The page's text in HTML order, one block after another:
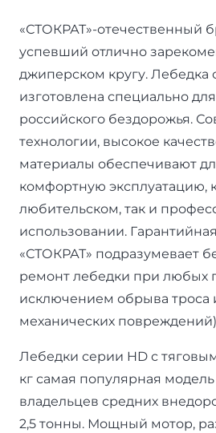
«СТОКРАТ»-отечественный
успевший отлично
джиперском кругу. Лебедка
изготовлена специально
российского бездорожья.
технологии, высокое
материалы обеспечивают
комфортную эксплуатацию,
любительском, так и
использовании.
«СТОКРАТ» подразумевает
ремонт лебедки при любых
исключением обрыва троса
механических
Лебедки серии HD с
кг самая популярная
владельцев средних
2,5 тонны. Мощный мотор,